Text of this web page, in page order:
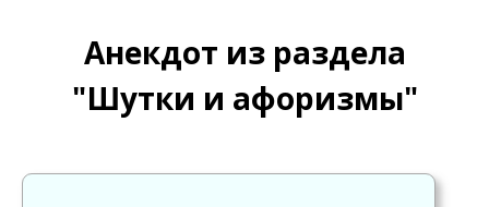
Анекдот из раздела
"Шутки и афоризмы"